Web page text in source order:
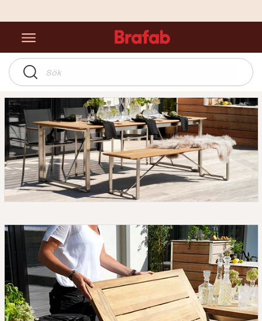
Startsida Upptäck Gotland